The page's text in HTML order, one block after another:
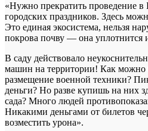
«Нужно прекратить проведение в
городских праздников. Здесь
Это единая экосистема, нельзя
покрова почву — она уплотнится
В саду действовало
машин на территории! Как можно
размещение военной техники?
деньги? Но разве купишь на них
сада? Много людей
Никакими деньгами от билетов
возместить урона».